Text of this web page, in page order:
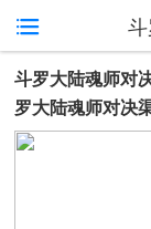
斗罗大陆魂师对
罗大陆魂师对决